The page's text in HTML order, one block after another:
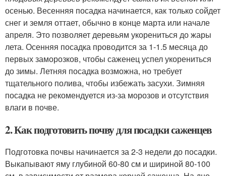
осенью. Весенняя посадка начинается, как только сойдет
снег и земля оттает, обычно в конце марта или начале
апреля. Это позволяет деревьям укорениться до жары
лета. Осенняя посадка проводится за 1-1.5 месяца до
первых заморозков, чтобы саженец успел укорениться
до зимы. Летняя посадка возможна, но требует
тщательного полива, чтобы избежать засухи. Зимняя
посадка не рекомендуется из-за морозов и отсутствия
влаги в почве.
2. Как подготовить почву для посадки саженцев
Подготовка почвы начинается за 2-3 недели до посадки.
Выкапывают яму глубиной 60-80 см и шириной 80-100